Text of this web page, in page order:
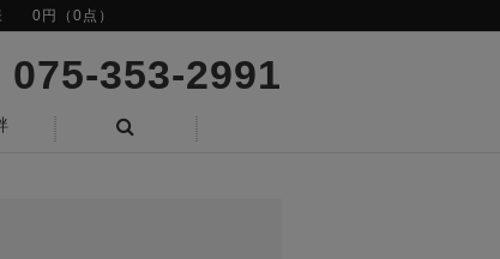
0円（0点）
075-353-2991